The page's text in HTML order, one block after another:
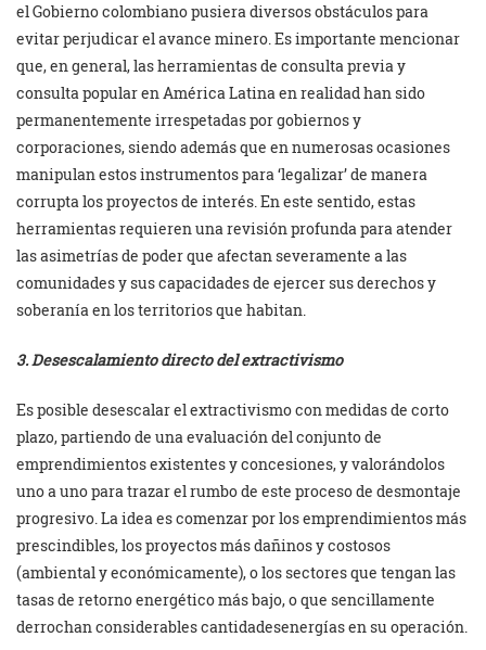
el Gobierno colombiano pusiera diversos obstáculos para
evitar perjudicar el avance minero. Es importante mencionar
que, en general, las herramientas de consulta previa y
consulta popular en América Latina en realidad han sido
permanentemente irrespetadas por gobiernos y
corporaciones, siendo además que en numerosas ocasiones
manipulan estos instrumentos para ‘legalizar’ de manera
corrupta los proyectos de interés. En este sentido, estas
herramientas requieren una revisión profunda para atender
las asimetrías de poder que afectan severamente a las
comunidades y sus capacidades de ejercer sus derechos y
soberanía en los territorios que habitan.
3. Desescalamiento directo del extractivismo
Es posible desescalar el extractivismo con medidas de corto
plazo, partiendo de una evaluación del conjunto de
emprendimientos existentes y concesiones, y valorándolos
uno a uno para trazar el rumbo de este proceso de desmontaje
progresivo. La idea es comenzar por los emprendimientos más
prescindibles, los proyectos más dañinos y costosos
(ambiental y económicamente), o los sectores que tengan las
tasas de retorno energético más bajo, o que sencillamente
derrochan considerables cantidadesenergías en su operación.